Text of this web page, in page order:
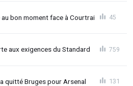
bon moment face à Courtrai 45
aux exigences du Standard 759
quitté Bruges pour Arsenal 131